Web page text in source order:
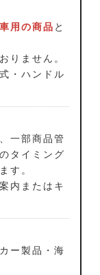
用の商品 と
りません。
・ハンドル
一部商品管
タイミング
す。
内またはキ
ー製品・海